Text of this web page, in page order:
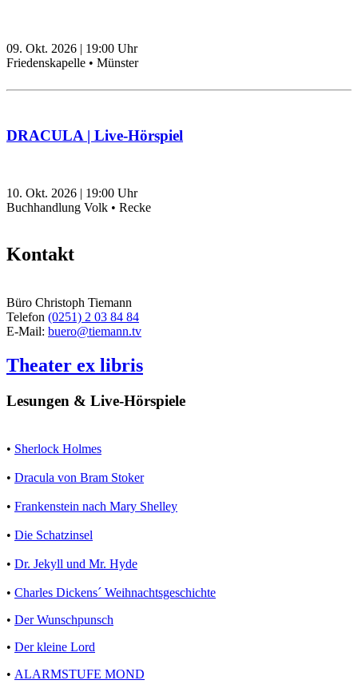
09. Okt. 2026 | 19:00 Uhr
Friedenskapelle • Münster
DRACULA | Live-Hörspiel
10. Okt. 2026 | 19:00 Uhr
Buchhandlung Volk • Recke
Kontakt
Büro Christoph Tiemann
Telefon (0251) 2 03 84 84
E-Mail: buero@tiemann.tv
Theater ex libris
Lesungen & Live-Hörspiele
• Sherlock Holmes
• Dracula von Bram Stoker
• Frankenstein nach Mary Shelley
• Die Schatzinsel
• Dr. Jekyll und Mr. Hyde
• Charles Dickens´ Weihnachtsgeschichte
• Der Wunschpunsch
• Der kleine Lord
• ALARMSTUFE MOND